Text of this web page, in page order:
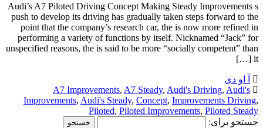
Audi’s A7 Piloted Driving Concept Making Steady Improvements s
push to develop its driving has gradually taken steps forward to the
point that the company’s research car, the is now more refined in
performing a variety of functions by itself. Nicknamed “Jack” for
unspecified reasons, the is said to be more “socially competent” than
it […]
آ او دی
A7 Improvements, A7 Steady, Audi's Driving, Audi's
Improvements, Audi's Steady, Concept, Improvements Driving,
Piloted, Piloted Improvements, Piloted Steady
جستجو برای: